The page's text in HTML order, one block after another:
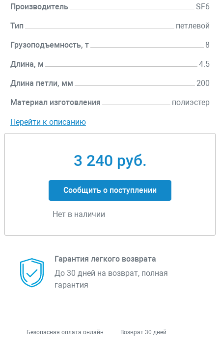
Производитель SF6
Тип петлевой
Грузоподъемность, т 8
Длина, м 4.5
Длина петли, мм 200
Материал изготовления полиэстер
Перейти к описанию
3 240 руб.
Сообщить о поступлении
Нет в наличии
Гарантия легкого возврата
До 30 дней на возврат, полная
гарантия
Безопасная оплата онлайн Возврат 30 дней